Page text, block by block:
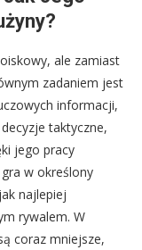
ale zamiast
zadaniem jest
informacji,
taktyczne,
jego pracy
w określony
najlepiej
rywalem. W
coraz mniejsze,